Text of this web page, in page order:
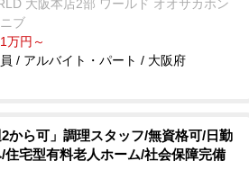
大阪本店2部 ワールド オオサカホン
ブ
万円～
/ アルバイト・パート / 大阪府
2から可」調理スタッフ/無資格可/日勤
住宅型有料老人ホーム/社会保障完備